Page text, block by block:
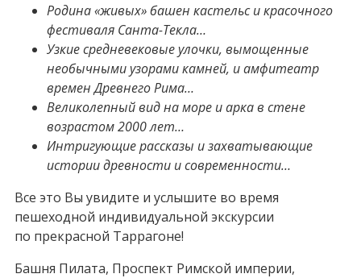
Родина «живых» башен кастельс и красочного
фестиваля Санта-Текла…
Узкие средневековые улочки, вымощенные
необычными узорами камней, и амфитеатр
времен Древнего Рима…
Великолепный вид на море и арка в стене
возрастом 2000 лет…
Интригующие рассказы и захватывающие
истории древности и современности…
Все это Вы увидите и услышите во время
пешеходной индивидуальной экскурсии
по прекрасной Таррагоне!
Башня Пилата, Проспект Римской империи,